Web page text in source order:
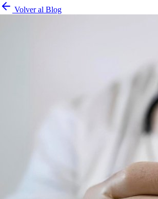
Volver al Blog